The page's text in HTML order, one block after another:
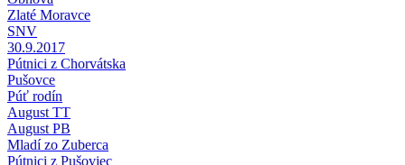
Zlaté Moravce
SNV
30.9.2017
Pútnici z Chorvátska
Pušovce
Púť rodín
August TT
August PB
Mladí zo Zuberca
Pútnici z Pušoviec